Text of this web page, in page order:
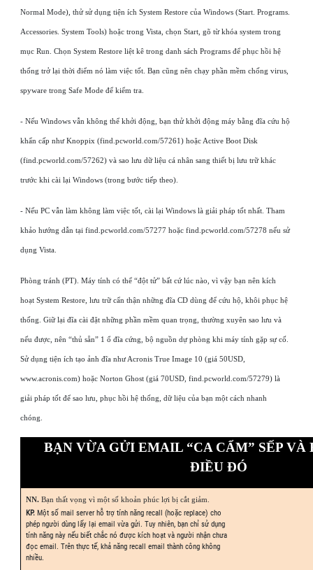
Normal Mode), thử sử dụng tiện ích System Restore của Windows (Start. Programs.
Accessories. System Tools) hoặc trong Vista, chọn Start, gõ từ khóa system trong
mục Run. Chọn System Restore liệt kê trong danh sách Programs để phục hồi hệ
thống trở lại thời điểm nó làm việc tốt. Bạn cũng nên chạy phần mềm chống virus,
spyware trong Safe Mode để kiểm tra.
- Nếu Windows vẫn không thể khởi động, bạn thử khởi động máy bằng đĩa cứu hộ
khẩn cấp như Knoppix (find.pcworld.com/57261) hoặc Active Boot Disk
(find.pcworld.com/57262) và sao lưu dữ liệu cá nhân sang thiết bị lưu trữ khác
trước khi cài lại Windows (trong bước tiếp theo).
- Nếu PC vẫn làm không làm việc tốt, cài lại Windows là giải pháp tốt nhất. Tham
khảo hướng dẫn tại find.pcworld.com/57277 hoặc find.pcworld.com/57278 nếu sử
dụng Vista.
Phòng tránh (PT). Máy tính có thể “đột tử” bất cứ lúc nào, vì vậy bạn nên kích
hoạt System Restore, lưu trữ cẩn thận những đĩa CD dùng để cứu hộ, khôi phục hệ
thống. Giữ lại đĩa cài đặt những phần mềm quan trọng, thường xuyên sao lưu và
nếu được, nên “thủ sẵn” 1 ổ đĩa cứng, bộ nguồn dự phòng khi máy tính gặp sự cố.
Sử dụng tiện ích tạo ảnh đĩa như Acronis True Image 10 (giá 50USD,
www.acronis.com) hoặc Norton Ghost (giá 70USD, find.pcworld.com/57279) là
giải pháp tốt để sao lưu, phục hồi hệ thống, dữ liệu của bạn một cách nhanh
chóng.
BẠN VỪA GỬI EMAIL “CA CẨM” SẾP VÀ
ĐIỀU ĐÓ
NN.Bạn thất vọng vì một số khoản phúc lợi bị cắt giảm.
KP.Một số mail server hỗ trợ tính năng recall (hoặc replace) cho
phép người dùng lấy lại email vừa gửi. Tuy nhiên, bạn chỉ sử dụng
tính năng này nếu biết chắc nó được kích hoạt và người nhận chưa
đọc email. Trên thực tế, khả năng recall email thành công không
nhiều.